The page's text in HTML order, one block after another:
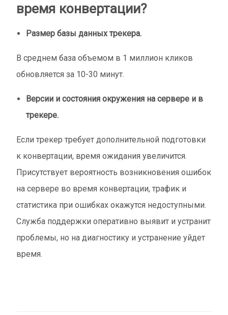
время конвертации?
Размер базы данных трекера.
В среднем база объемом в 1 миллион кликов
обновляется за 10-30 минут.
Версии и состояния окружения на сервере и в
трекере.
Если трекер требует дополнительной подготовки
к конвертации, время ожидания увеличится.
Присутствует вероятность возникновения ошибок
на сервере во время конвертации, трафик и
статистика при ошибках окажутся недоступными.
Служба поддержки оперативно выявит и устранит
проблемы, но на диагностику и устранение уйдет
время.